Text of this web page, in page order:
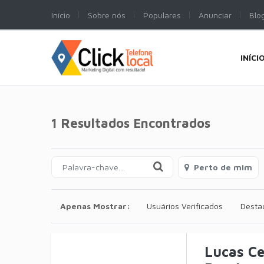
Início Sobre nós Populares Anunciar
1 Resultados Encontrados
Perto de mim
Apenas Mostrar: Usuários Verificados
Lucas